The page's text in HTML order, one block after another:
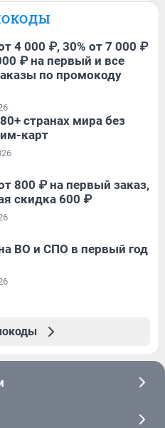
4 000 ₽, 30% от 7 000 ₽
₽ на первый и все
по промокоду
странах мира без
карт
800 ₽ на первый заказ,
скидка 600 ₽
ВО и СПО в первый год